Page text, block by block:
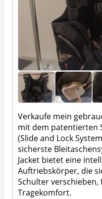
Verkaufe mein
mit dem patentierten
(Slide and Lock
sicherste
Jacket bietet eine
Auftriebskörper, die
Schulter verschieben,
Tragekomfort.